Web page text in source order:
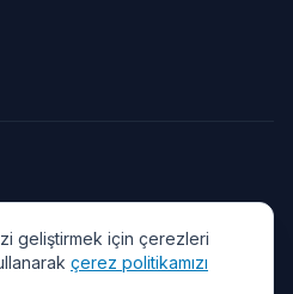
geliştirmek için çerezleri
çerez politikamızı